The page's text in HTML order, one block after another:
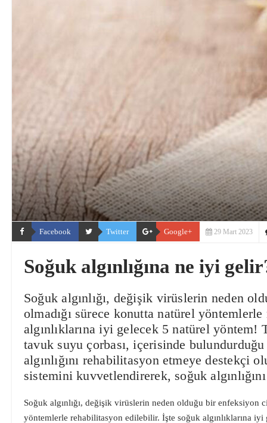
Facebook Twitter Google+ 29 Mart 2023
Soğuk algınlığına ne iyi
Soğuk algınlığı, değişik virüslerin neden
olmadığı sürece konutta natürel
algınlıklarına iyi gelecek 5 natürel yöntem!
tavuk suyu çorbası, içerisinde
algınlığını rehabilitasyon etmeye destekçi
sistemini kuvvetlendirerek, soğuk
Soğuk algınlığı, değişik virüslerin neden olduğu bir enfeksiyon
yöntemlerle rehabilitasyon edilebilir. İşte soğuk algınlıklarına